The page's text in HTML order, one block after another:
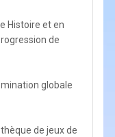
Histoire et en
de
globale
de jeux de